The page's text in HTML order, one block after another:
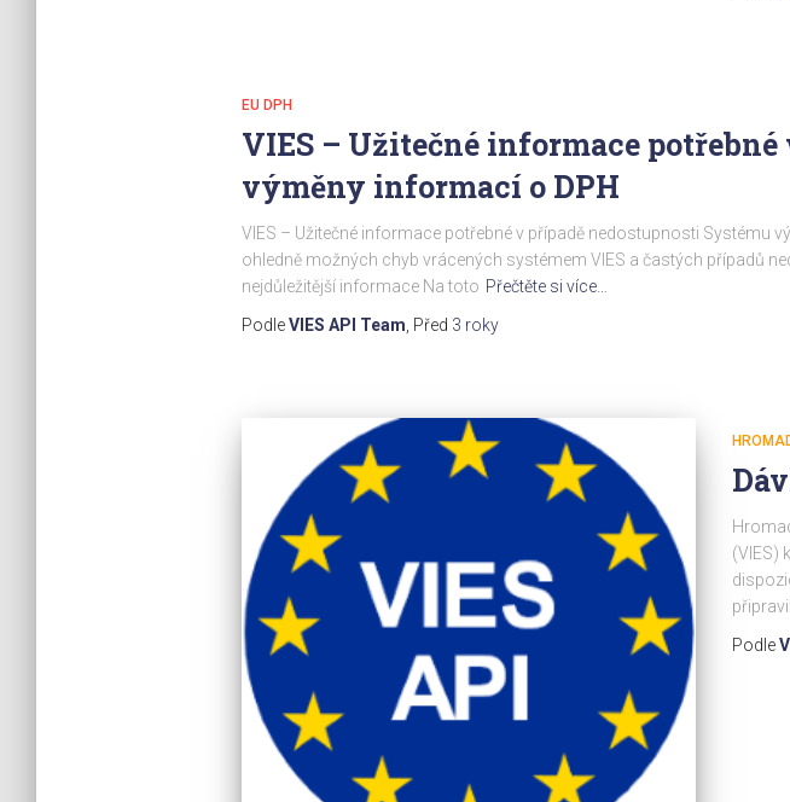
EU DPH
VIES – Užitečné informace
výměny informací o DPH
VIES – Užitečné informace potřebné v případě nedostupnosti Systému
ohledně možných chyb vrácených systémem VIES a častých případů
nejdůležitější informace Na toto Přečtěte si více…
PodleVIES API Team , Před 3 roky
(VIES)
Podle